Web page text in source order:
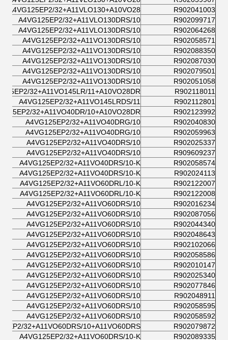
R902041003
A4VG125EP2/32+A11VLO130+A10VO28
R902099717
A4VG125EP2/32+A11VLO130DRS/10
R902064268
A4VG125EP2/32+A11VLO130DRS/10
R902058571
A4VG125EP2/32+A11VO130DRS/10
R902088350
A4VG125EP2/32+A11VO130DRS/10
R902087030
A4VG125EP2/32+A11VO130DRS/10
R902079501
A4VG125EP2/32+A11VO130DRS/10
R902051058
A4VG125EP2/32+A11VO130DRS/10
R902118011
32+A11VO145LR/11+A10VO28DR/
R902112801
A4VG125EP2/32+A11VO145LRDS/11
R902123992
32+A11VO40DR/10+A10VO28DR/
R902040830
A4VG125EP2/32+A11VO40DRG/10
R902059963
A4VG125EP2/32+A11VO40DRG/10
R902025337
A4VG125EP2/32+A11VO40DRS/10
R909609237
A4VG125EP2/32+A11VO40DRS/10
R902058574
A4VG125EP2/32+A11VO40DRS/10-K
R902024113
A4VG125EP2/32+A11VO40DRS/10-K
R902122007
A4VG125EP2/32+A11VO60DRL/10-K
R902122008
A4VG125EP2/32+A11VO60DRL/10-K
R902016234
A4VG125EP2/32+A11VO60DRS/10
R902087056
A4VG125EP2/32+A11VO60DRS/10
R902044340
A4VG125EP2/32+A11VO60DRS/10
R902048643
A4VG125EP2/32+A11VO60DRS/10
R902102066
A4VG125EP2/32+A11VO60DRS/10
R902058586
A4VG125EP2/32+A11VO60DRS/10
R902010147
A4VG125EP2/32+A11VO60DRS/10
R902025340
A4VG125EP2/32+A11VO60DRS/10
R902077846
A4VG125EP2/32+A11VO60DRS/10
R902048911
A4VG125EP2/32+A11VO60DRS/10
R902058595
A4VG125EP2/32+A11VO60DRS/10
R902058592
A4VG125EP2/32+A11VO60DRS/10
R902079872
32+A11VO60DRS/10+A11VO60DRS
R902089335
A4VG125EP2/32+A11VO60DRS/10-K